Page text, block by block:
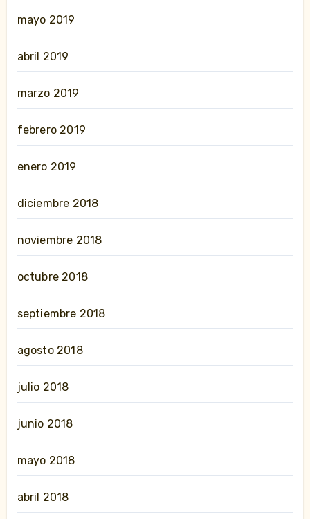
mayo 2019
abril 2019
marzo 2019
febrero 2019
enero 2019
diciembre 2018
noviembre 2018
octubre 2018
septiembre 2018
agosto 2018
julio 2018
junio 2018
mayo 2018
abril 2018